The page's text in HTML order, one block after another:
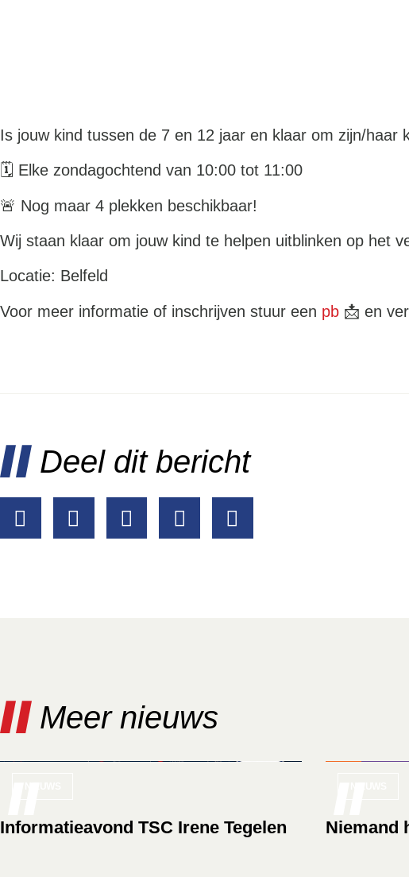
Is jouw kind tussen de 7 en 12 jaar en klaar om zijn/
🗓 Elke zondagochtend van 10:00 tot 11:00
🚨 Nog maar 4 plekken beschikbaar!
Wij staan klaar om jouw kind te helpen uitblinken op het
Locatie: Belfeld
Voor meer informatie of inschrijven stuur een pb 📩 en
Deel dit bericht
Meer nieuws
Informatieavond TSC Irene Tegelen Niemand